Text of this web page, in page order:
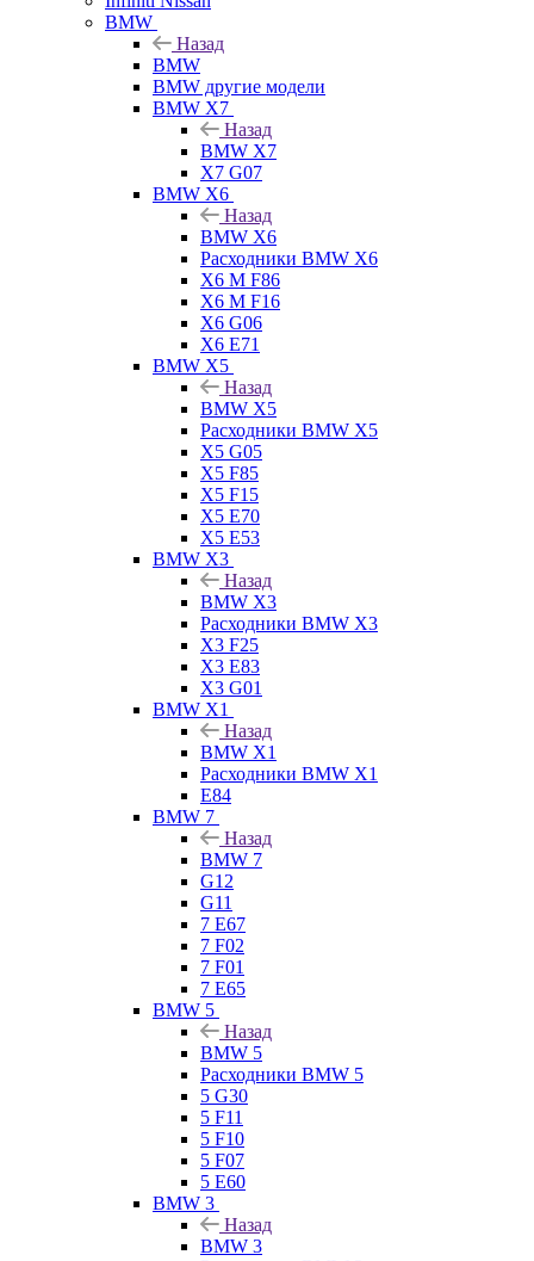
BMW
Назад
BMW
BMW другие модели
BMW X7
Назад
BMW X7
X7 G07
BMW X6
Назад
BMW X6
Расходники BMW X6
X6 M F86
X6 M F16
X6 G06
X6 E71
BMW X5
Назад
BMW X5
Расходники BMW X5
X5 G05
X5 F85
X5 F15
X5 E70
X5 E53
BMW X3
Назад
BMW X3
Расходники BMW X3
X3 F25
X3 E83
X3 G01
BMW X1
Назад
BMW X1
Расходники BMW X1
E84
BMW 7
Назад
BMW 7
G12
G11
7 Е67
7 F02
7 F01
7 E65
BMW 5
Назад
BMW 5
Расходники BMW 5
5 G30
5 F11
5 F10
5 F07
5 E60
BMW 3
Назад
BMW 3